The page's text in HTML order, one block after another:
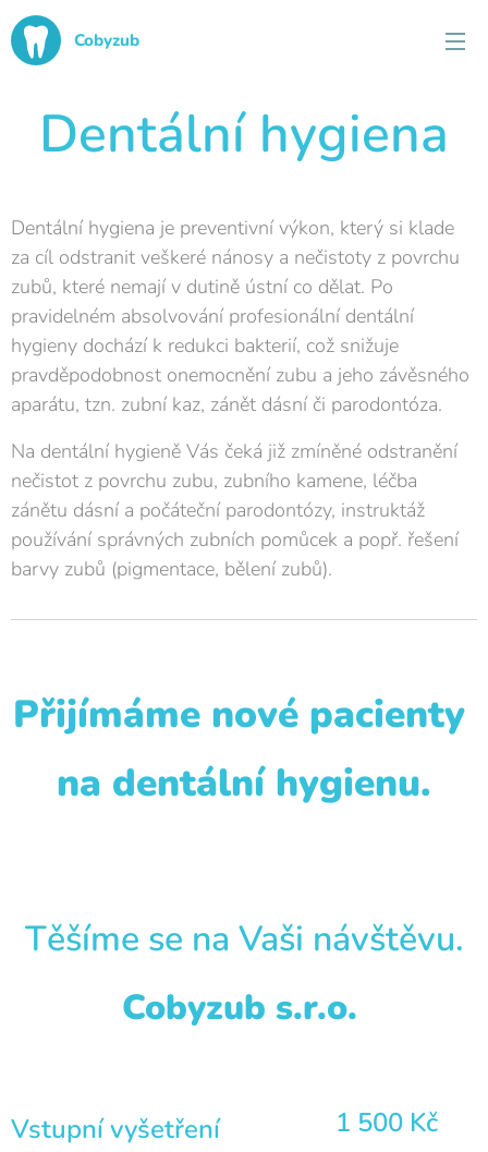
Cobyzub
Dentální hygiena
Dentální hygiena je preventivní výkon, který si klade
za cíl odstranit veškeré nánosy a nečistoty z povrchu
zubů, které nemají v dutině ústní co dělat. Po
pravidelném absolvování profesionální dentální
hygieny dochází k redukci bakterií, což snižuje
pravděpodobnost onemocnění zubu a jeho závěsného
aparátu, tzn. zubní kaz, zánět dásní či parodontóza.
Na dentální hygieně Vás čeká již zmíněné odstranění
nečistot z povrchu zubu, zubního kamene, léčba
zánětu dásní a počáteční parodontózy, instruktáž
používání správných zubních pomůcek a popř. řešení
barvy zubů (pigmentace, bělení zubů).
Přijímáme nové pacienty
na dentální hygienu.
Těšíme se na Vaši návštěvu.
Cobyzub s.r.o.
Vstupní vyšetření 1 500 Kč